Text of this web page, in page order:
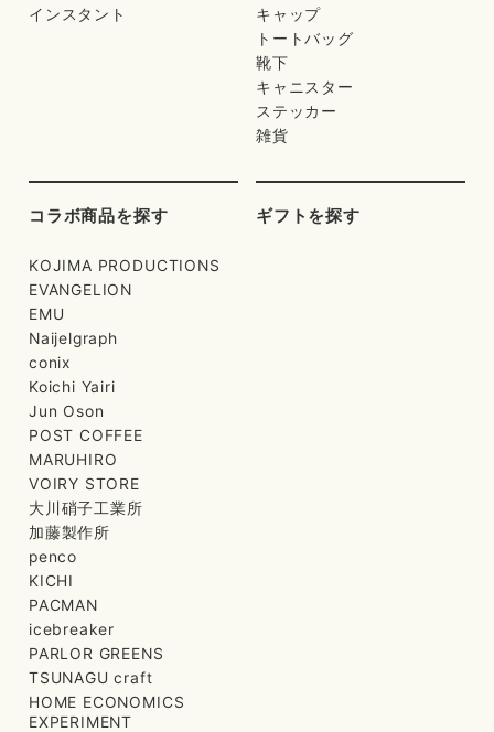
インスタント
キャップ
トートバッグ
靴下
キャニスター
ステッカー
雑貨
コラボ商品を探す
KOJIMA PRODUCTIONS
EVANGELION
EMU
Naijelgraph
conix
Koichi Yairi
Jun Oson
POST COFFEE
MARUHIRO
VOIRY STORE
大川硝子工業所
加藤製作所
penco
KICHI
PACMAN
icebreaker
PARLOR GREENS
TSUNAGU craft
HOME ECONOMICS
EXPERIMENT
ギフトを探す